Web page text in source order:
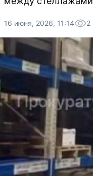
16 июня, 2026, 11:14 2